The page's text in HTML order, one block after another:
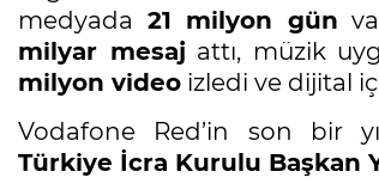
medyada 21 milyon gün
milyar mesaj attı, müzik
milyon video izledi ve dijital
Vodafone Red’in son bir
Türkiye İcra Kurulu Başkan